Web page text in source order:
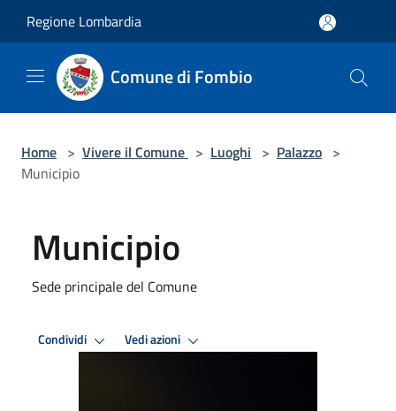
Regione Lombardia
Comune di Fombio
Home > Vivere il Comune > Luoghi > Palazzo >
Municipio
Municipio
Sede principale del Comune
Condividi Vedi azioni